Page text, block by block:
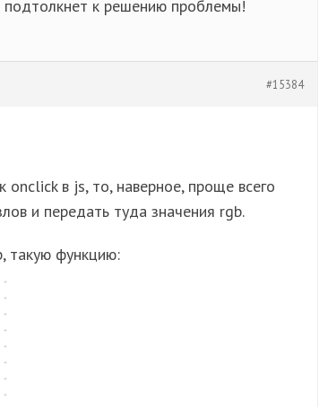
подтолкнет к решению проблемы!
#15384
onclick в js, то, наверное, проще всего
и передать туда значения rgb.
такую функцию: